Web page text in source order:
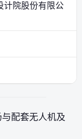
计院股份有限公
与配套无人机及